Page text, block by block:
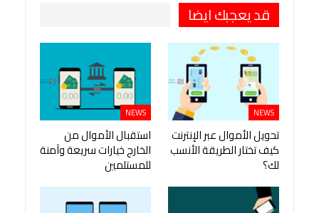
قد يعجبك ايضا
NEWS
تحويل الأموال عبر الإنترنت
كيف تختار الطريقة الأنسب
لك؟
NEWS
استقبال الأموال من
الخارج خيارات سريعة وآمنة
للمستلمين